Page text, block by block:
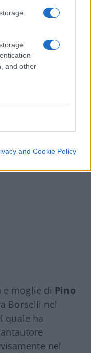
and other
and Cookie Policy
e moglie di Pino
Borselli nel
quale ha
nel